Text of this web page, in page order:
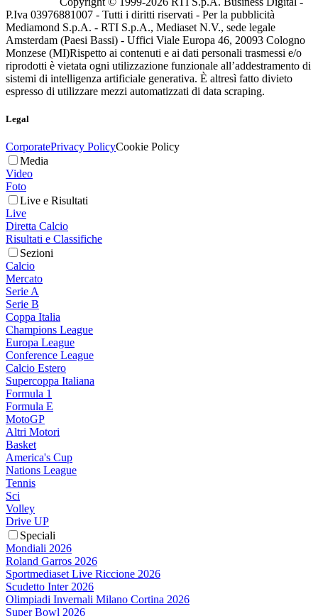
P.Iva 03976881007 - Tutti i diritti riservati - Per la pubblicità
Mediamond S.p.A. - RTI S.p.A., Mediaset N.V., sede legale
Amsterdam (Paesi Bassi) - Uffici Viale Europa 46, 20093 Cologno
Monzese (MI)Rispetto ai contenuti e ai dati personali trasmessi e/o
riprodotti è vietata ogni utilizzazione funzionale all’addestramento di
sistemi di intelligenza artificiale generativa. È altresì fatto divieto
espresso di utilizzare mezzi automatizzati di data scraping.
Legal
CorporatePrivacy PolicyCookie Policy
Media
Video
Foto
Live e Risultati
Live
Diretta Calcio
Risultati e Classifiche
Sezioni
Calcio
Mercato
Serie A
Serie B
Coppa Italia
Champions League
Europa League
Conference League
Calcio Estero
Supercoppa Italiana
Formula 1
Formula E
MotoGP
Altri Motori
Basket
America's Cup
Nations League
Tennis
Sci
Volley
Drive UP
Speciali
Mondiali 2026
Roland Garros 2026
Sportmediaset Live Riccione 2026
Scudetto Inter 2026
Olimpiadi Invernali Milano Cortina 2026
Super Bowl 2026